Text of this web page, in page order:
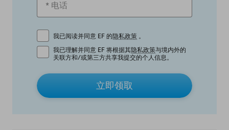
我已阅读并同意 EF 的隐私政策 。
我已理解并同意 EF 将根据其隐私政策与境内外的
关联方和/或第三方共享我提交的个人信息。
立即领取